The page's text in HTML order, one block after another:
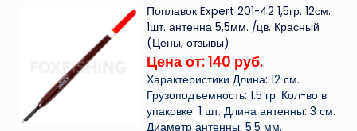
Поплавок Expert 201-42 1,5гр. 12см.
1шт. антенна 5,5мм. /цв. Красный
(Цены, отзывы)
Цена от: 140 руб.
Характеристики Длина: 12 см.
Грузоподъемность: 1.5 гр. Кол-во в
упаковке: 1 шт. Длина антенны: 3 см.
Диаметр антенны: 5.5 мм.